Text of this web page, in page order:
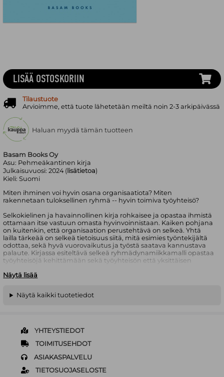
Basam Books Oy
Asu: Pehmeäkantinen kirja
Julkaisuvuosi:2024 ( lisätietoa)
Kieli:Suomi
Miten ihminen voi hyvin osana organisaatiota? Miten
rakennetaan tuloksellinen ryhmä -- hyvin toimiva työyhteisö?
Selkokielinen ja havainnollinen kirja rohkaisee ja opastaa ihmistä
ottamaan itse vastuun omasta hyvinvoinnistaan. Kaiken pohjana
on kuitenkin, että organisaation perustehtävä on selkeä. Yhtä
lailla tärkeää on selkeä tietoisuus siitä, mitä esimies työntekijältä
odottaa, sekä hyvä vuorovaikutus ja työstä saatava kannustava
palaute. Kirjassa esiteltävä selkeä ryhmädynamiikkamalli opastaa
työyhteisöjä kehittämään sekä työyhteisön että yksittäisen
henkilöstön työnohjaaja. Hän on työskennellyt
nuorisopsykiatrisen sairaalan erityisopettajana ja rehtorina ja
Näytä lisää
LISÄÄ OSTOSKORIIN
Tilaustuote
Arvioimme, että tuote lähetetään meiltä noin 2-3 arkipäivässä
Haluan myydä tämän tuotteen
Näytä kaikki tuotetiedot
YHTEYSTIEDOT
TOIMITUSEHDOT
ASIAKASPALVELU
TIETOSUOJASELOSTE